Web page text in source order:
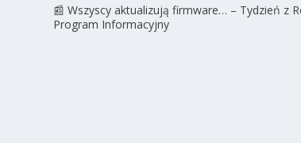
📰 Wszyscy aktualizują firmware… – Tydzień z
Program Informacyjny